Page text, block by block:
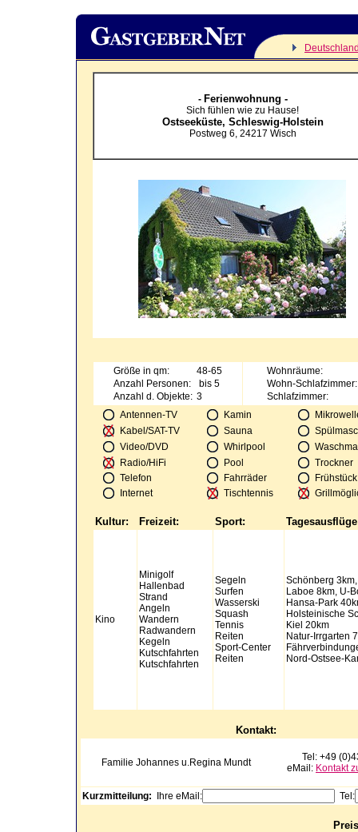
- Ferienwohnung -
Sich fühlen wie zu Hause!
Ostseeküste, Schleswig-Holstein
Postweg 6, 24217 Wisch
Größe in qm:
48-65
Anzahl Personen:
bis 5
Anzahl d. Objekte: 3
Wohnräume:
Wohn-Schlafzimmer:
Schlafzimmer:
Antennen-TV
Kamin
Kabel/SAT-TV
Sauna
Video/DVD
Whirlpool
Radio/HiFi
Pool
Trockner
Telefon
Fahrräder
Internet
Tischtennis
Kultur: Freizeit: Sport:
Kino
Minigolf
Hallenbad
Strand
Angeln
Wandern
Radwandern
Kegeln
Kutschfahrten
Kutschfahrten
Segeln
Surfen
Wasserski
Squash
Tennis
Reiten
Sport-Center
Reiten
Schönberg
Laboe 8km, U-
Hansa-Park
Holsteinische
Kiel 20km
Natur-Irrgarten
Nord-Ostsee-
Kontakt:
Familie Johannes u.Regina Mundt
Tel: +49
eMail: Kontakt
Kurzmitteilung: Ihre eMail: Tel: